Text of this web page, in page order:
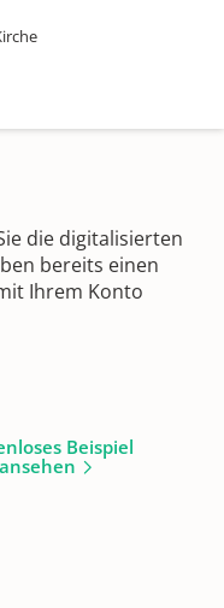
die digitalisierten
bereits einen
Ihrem Konto
Beispiel
ansehen